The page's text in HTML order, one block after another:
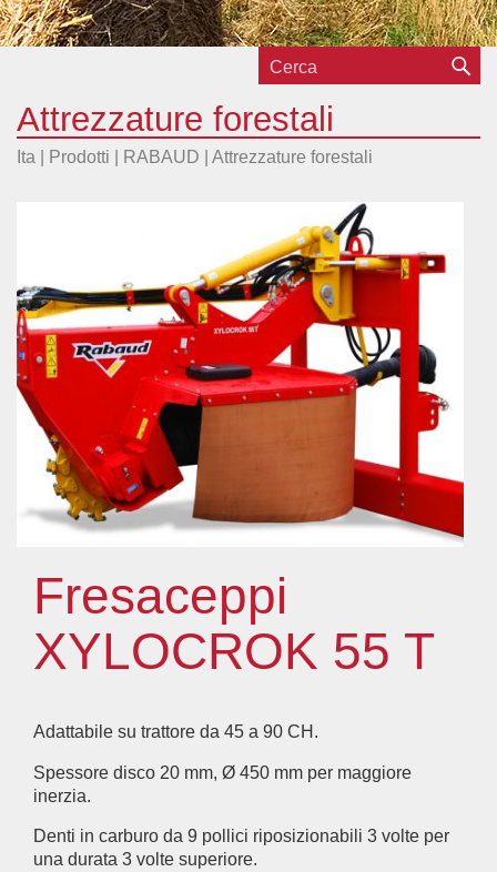
Attrezzature forestali
Ita | Prodotti RABAUD Attrezzature forestali
Fresaceppi
XYLOCROK 55 T
Adattabile su trattore da 45 a 90 CH.
Spessore disco 20 mm, Ø 450 mm per maggiore
inerzia.
Denti in carburo da 9 pollici riposizionabili 3 volte per
una durata 3 volte superiore.